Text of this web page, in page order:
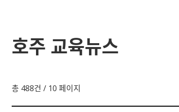
호주 교육뉴스
총 488건 / 10 페이지